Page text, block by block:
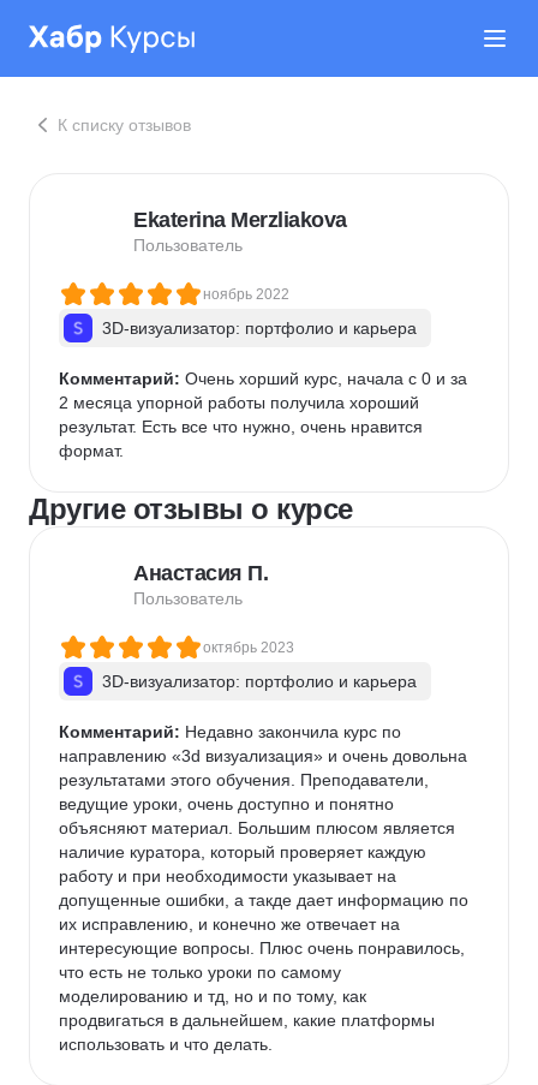
К списку отзывов
Ekaterina Merzliakova
Пользователь
ноябрь 2022
3D-визуализатор: портфолио и карьера
Комментарий: Очень хорший курс, начала с 0 и за
2 месяца упорной работы получила хороший
результат. Есть все что нужно, очень нравится
формат.
Другие отзывы о курсе
Анастасия П.
Пользователь
октябрь 2023
3D-визуализатор: портфолио и карьера
Комментарий: Недавно закончила курс по
направлению «3d визуализация» и очень довольна
результатами этого обучения. Преподаватели,
ведущие уроки, очень доступно и понятно
объясняют материал. Большим плюсом является
наличие куратора, который проверяет каждую
работу и при необходимости указывает на
допущенные ошибки, а такде дает информацию по
их исправлению, и конечно же отвечает на
интересующие вопросы. Плюс очень понравилось,
что есть не только уроки по самому
моделированию и тд, но и по тому, как
продвигаться в дальнейшем, какие платформы
использовать и что делать.